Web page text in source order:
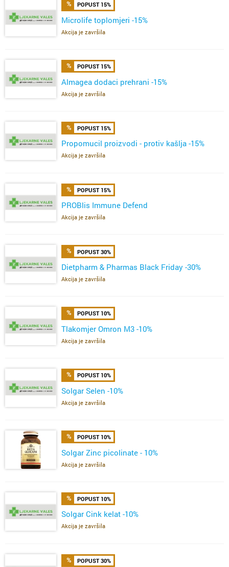
POPUST 15%
Microlife toplomjeri -15%
Akcija je završila
POPUST 15%
Almagea dodaci prehrani -15%
Akcija je završila
POPUST 15%
Propomucil proizvodi - protiv kašlja -15%
Akcija je završila
POPUST 15%
PROBlis Immune Defend
Akcija je završila
POPUST 30%
Dietpharm & Pharmas Black Friday -30%
Akcija je završila
POPUST 10%
Tlakomjer Omron M3 -10%
Akcija je završila
POPUST 10%
Solgar Selen -10%
Akcija je završila
POPUST 10%
Solgar Zinc picolinate - 10%
Akcija je završila
POPUST 10%
Solgar Cink kelat -10%
Akcija je završila
POPUST 30%